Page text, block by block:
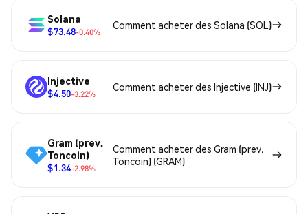
Solana
$73.48-0.40%
Comment acheter des Solana (SOL)
Injective
$4.50-3.22%
Comment acheter des Injective (INJ)
Gram (prev.
Toncoin)
$1.34-2.98%
Comment acheter des Gram (prev.
Toncoin) (GRAM)